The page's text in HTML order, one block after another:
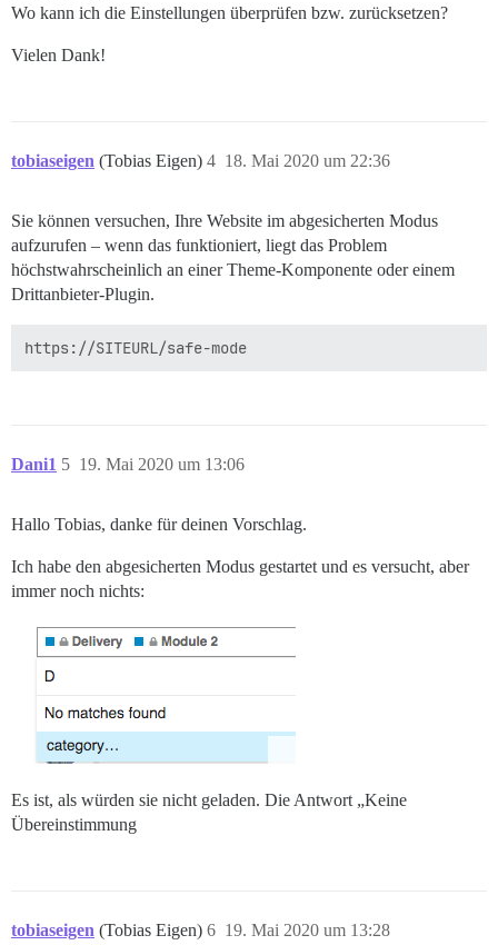
Wo kann ich die Einstellungen überprüfen bzw. zurücksetzen?
Vielen Dank!
tobiaseigen (Tobias Eigen) 18. Mai 2020 um 22:36
4
Sie können versuchen, Ihre Website im abgesicherten Modus
aufzurufen – wenn das funktioniert, liegt das Problem
höchstwahrscheinlich an einer Theme-Komponente oder einem
Drittanbieter-Plugin.
Dani1 19. Mai 2020 um 13:06
5
Hallo Tobias, danke für deinen Vorschlag.
Ich habe den abgesicherten Modus gestartet und es versucht, aber
immer noch nichts:
Es ist, als würden sie nicht geladen. Die Antwort „Keine
Übereinstimmung
tobiaseigen (Tobias Eigen) 19. Mai 2020 um 13:28
6